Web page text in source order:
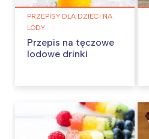
PRZEPISY DLA DZIECI NA
LODY
Przepis na tęczowe
lodowe drinki